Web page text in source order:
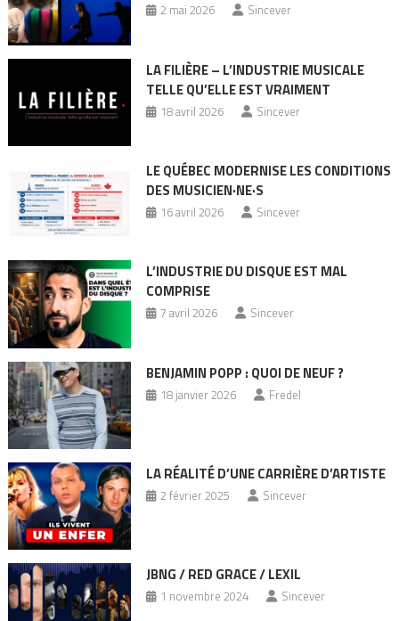
2 mai 2026 Sincever
LA FILIÈRE – L’INDUSTRIE MUSICALE
TELLE QU’ELLE EST VRAIMENT
18 avril 2026 Sincever
LE QUÉBEC MODERNISE LES CONDITIONS
DES MUSICIEN·NE·S
16 avril 2026 Sincever
L’INDUSTRIE DU DISQUE EST MAL
COMPRISE
7 avril 2026 Sincever
BENJAMIN POPP : QUOI DE NEUF ?
18 janvier 2026 Fredel
LA RÉALITÉ D’UNE CARRIÈRE D’ARTISTE
2 février 2025 Sincever
JBNG / RED GRACE / LEXIL
1 novembre 2024 Sincever